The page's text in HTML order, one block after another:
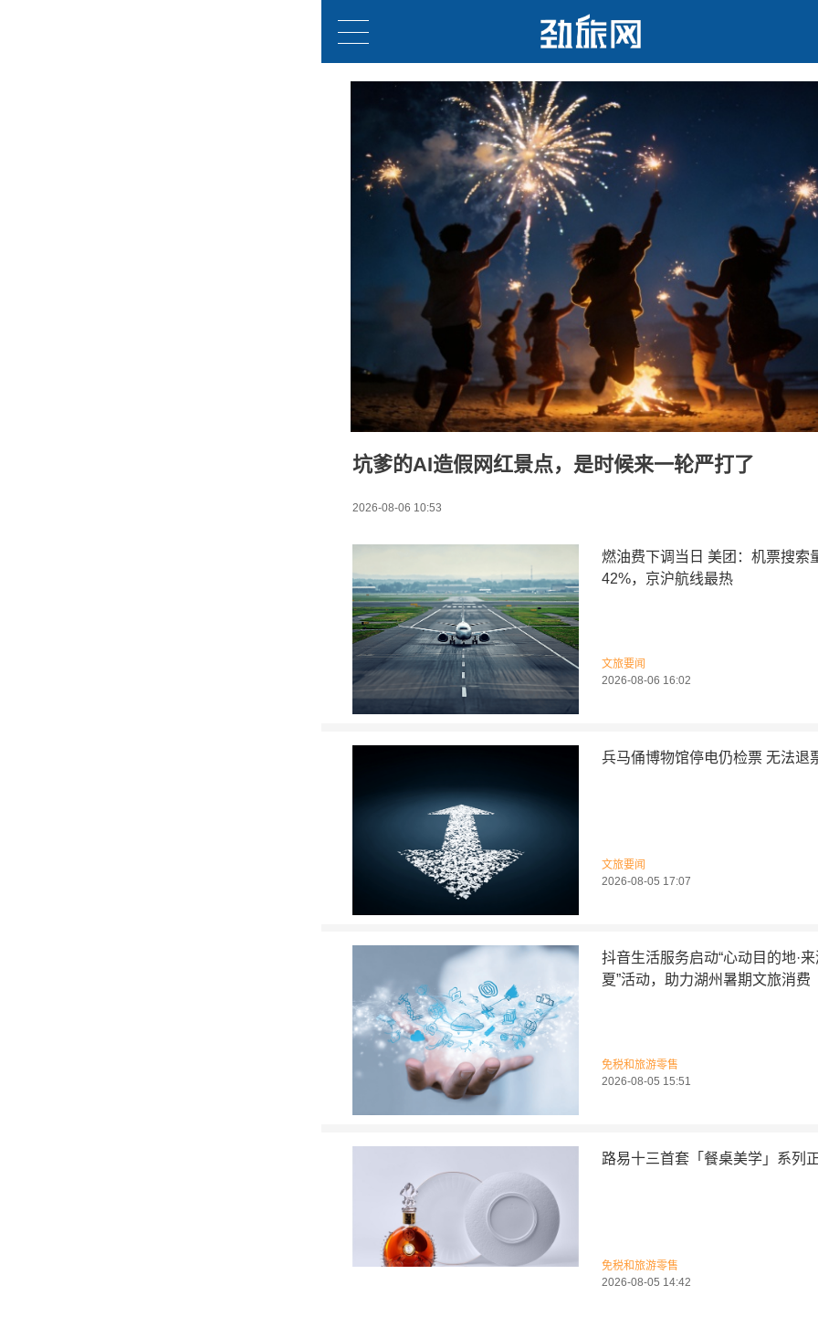
坑爹的AI造假网红景点，是时候来一轮严打了
2026-08-06 10:53
燃油费下调当日 美团：机票搜索
42%，京沪航线最热
文旅要闻
2026-08-06 16:02
兵马俑博物馆停电仍检票 无法退
文旅要闻
2026-08-05 17:07
抖音生活服务启动“心动目的地·
夏”活动，助力湖州暑期文旅消费
免税和旅游零售
2026-08-05 15:51
路易十三首套「餐桌美学」系列
免税和旅游零售
2026-08-05 14:42